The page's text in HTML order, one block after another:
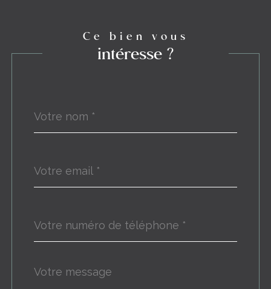
Ce bien vous
intéresse ?
par
*
*
*
Fieldset
Message
*